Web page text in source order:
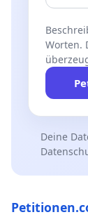
Worten.
Deine